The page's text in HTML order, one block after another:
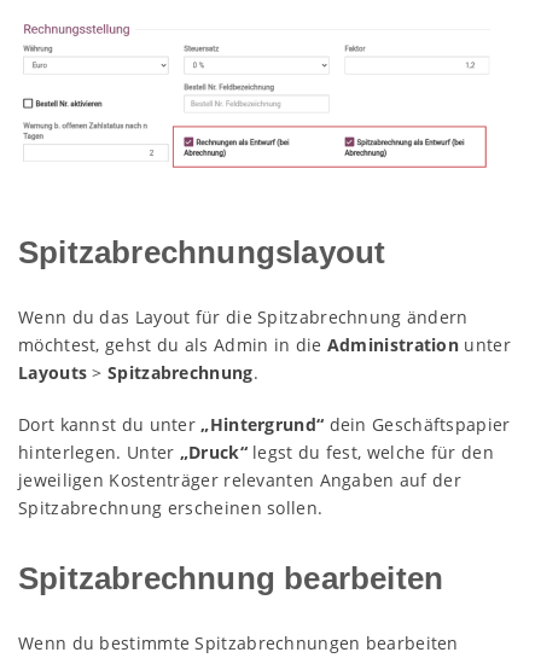
Spitzabrechnungslayout
Wenn du das Layout für die Spitzabrechnung ändern
möchtest, gehst du als Admin in die Administration unter
Layouts >Spitzabrechnung.
Dort kannst du unter„Hintergrund“ dein Geschäftspapier
hinterlegen. Unter „Druck“legst du fest, welche für den
jeweiligen Kostenträger relevanten Angaben auf der
Spitzabrechnung erscheinen sollen.
Spitzabrechnung bearbeiten
Wenn du bestimmte Spitzabrechnungen bearbeiten